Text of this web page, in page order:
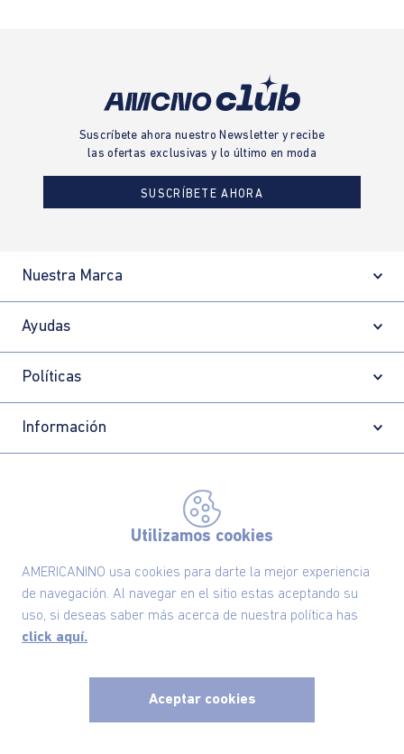
Utilizamos cookies
AMERICANINO usa cookies para darte la mejor experiencia
de navegación. Al navegar en el sitio estas aceptando su
uso, si deseas saber más acerca de nuestra política has
click aquí.
Aceptar cookies
Suscríbete ahora nuestro Newsletter y recibe
las ofertas exclusivas y lo último en moda
SUSCRÍBETE AHORA
Nuestra Marca
Ayudas
Políticas
Información
Comodin S.A.S | NIT: 800.069.933-6©2025 Americanino, todos los derechos reservados